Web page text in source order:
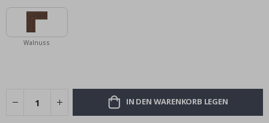
Walnuss
IN DEN WARENKORB LEGEN